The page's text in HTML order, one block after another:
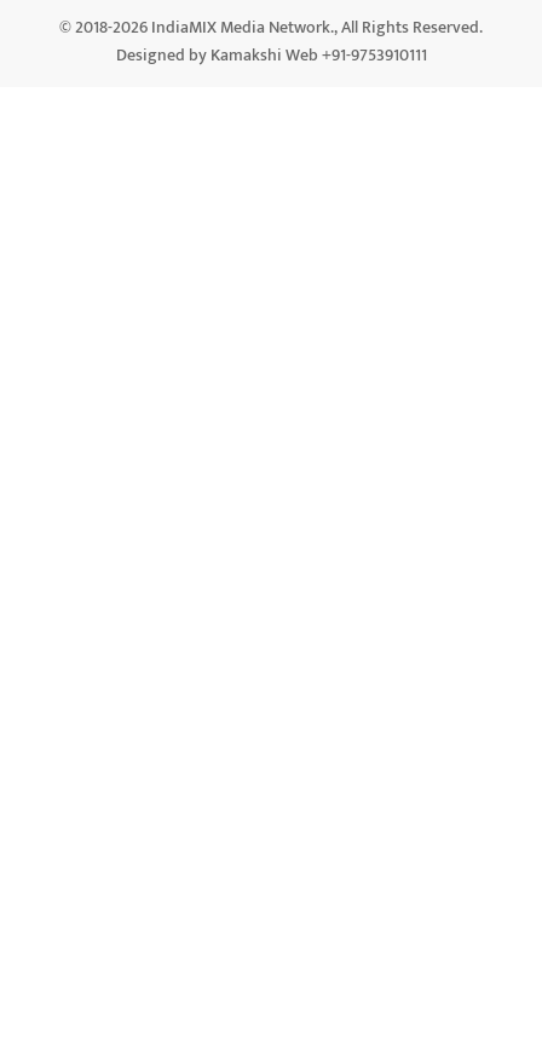
© 2018-2026 IndiaMIX Media Network., All Rights Reserved.
Designed by Kamakshi Web +91-9753910111